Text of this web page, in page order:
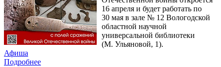
16 апреля и будет работать по
30 мая в зале № 12 Вологодской
областной научной
универсальной библиотеки
(М. Ульяновой, 1).
Афиша
Подробнее